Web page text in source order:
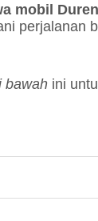
mobil
perjalanan
bawah ini